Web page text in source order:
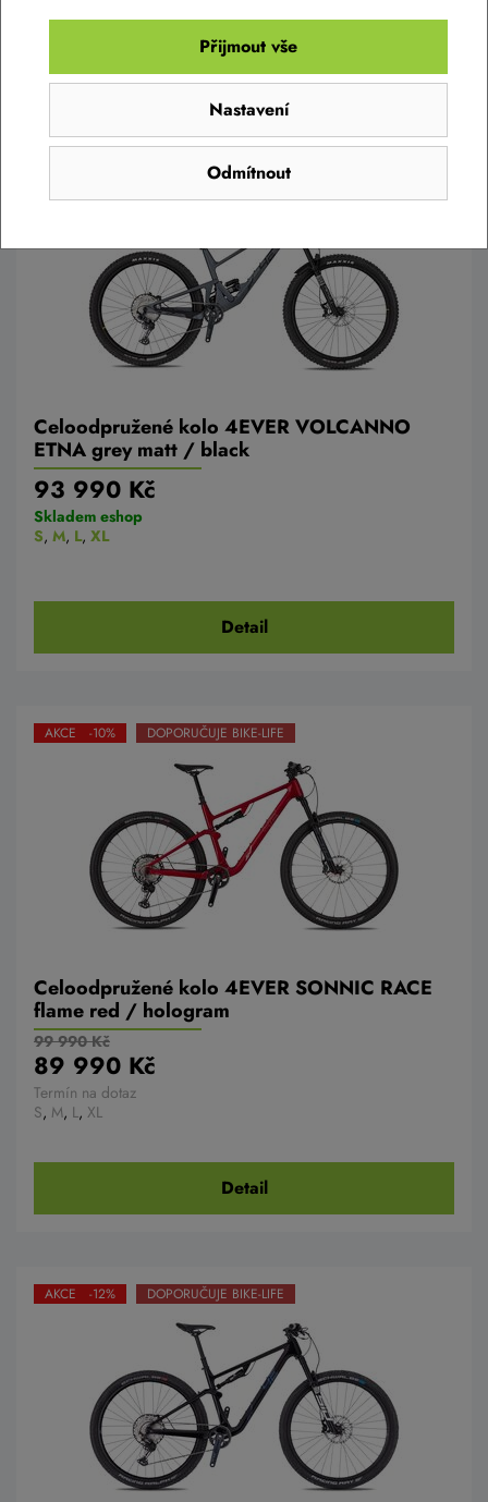
Celoodpružené kolo 4EVER VOLCANNO
ETNA grey matt / black
93 990 Kč
Skladem eshop
S, M, L, XL
Detail
Celoodpružené kolo 4EVER SONNIC RACE
flame red / hologram
AKCE -10% DOPORUČUJE BIKE-LIFE
99 990 Kč
89 990 Kč
Termín na dotaz
S, M, L, XL
Detail
AKCE -12% DOPORUČUJE BIKE-LIFE
Odmítnout
Nastavení
Přijmout vše